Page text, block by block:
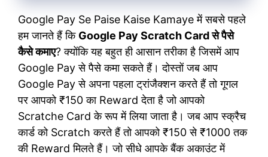
Google Pay Se Paise Kaise Kamaye में सबसे पहले
हम जानते हैं कि Google Pay Scratch Card से पैसे
कैसे कमाए? क्योंकि यह बहुत ही आसान तरीका है जिसमें आप
Google Pay से पैसे कमा सकते हैं। दोस्तों जब आप
Google Pay से अपना पहला ट्रांजैक्शन करते हैं तो गूगल
पर आपको ₹150 का Reward देता है जो आपको
Scratche Card के रूप में लिया जाता है। जब आप स्क्रैच
कार्ड को Scratch करते हैं तो आपको ₹150 से ₹1000 तक
की Reward मिलते हैं। जो सीधे आपके बैंक अकाउंट में